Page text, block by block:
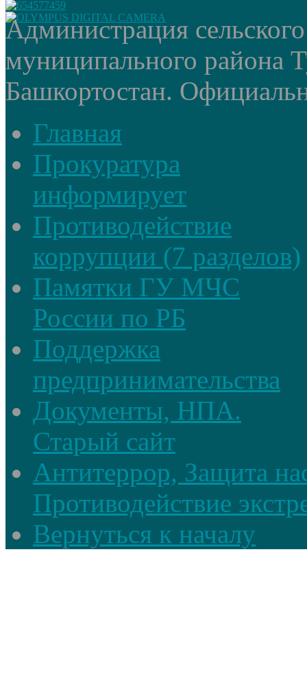
Администрация
муниципального района
Башкортостан.
Главная
Прокуратура
информирует
Противодействие
коррупции (7 разделов)
Памятки ГУ МЧС
России по РБ
Поддержка
предпринимательства
Документы, НПА.
Старый сайт
Антитеррор, Защита
Противодействие
Вернуться к началу